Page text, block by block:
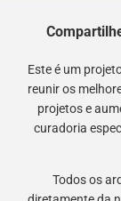
Este é um
reunir os
projetos e
curadoria
Todos os